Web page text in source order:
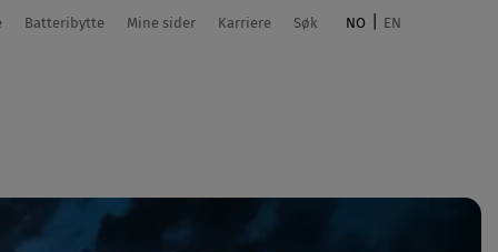
Batteribytte Mine sider Karriere Søk NO EN